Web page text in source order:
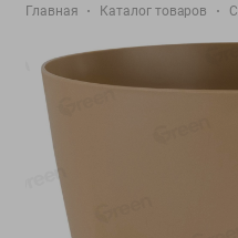
11.49 руб./
Свинина 1 с.
полуфабрикат,
охлажденный 1 кг
фасовка: 1-2кг
9.99
Главная Каталог товаров